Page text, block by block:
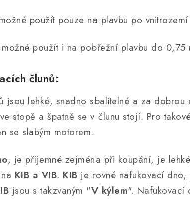
použít pouze na plavbu po vnitrozemí
použít i na pobřežní plavbu do 0,75
člunů:
jsou lehké, snadno sbalitelné a za dobrou
stopě a špatně se v člunu stojí. Pro
se slabým motorem.
, je příjemné zejména při koupání, je
KIB a VIB. KIB je rovné nafukovací dno,
jsou s takzvaným "V kýlem". Nafukovací